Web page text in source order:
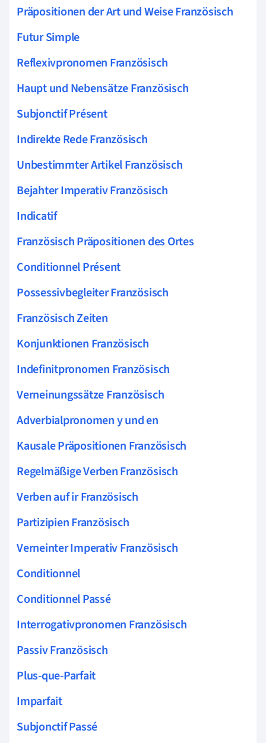
Präpositionen der Art und Weise Französisch
Futur Simple
Reflexivpronomen Französisch
Haupt und Nebensätze Französisch
Subjonctif Présent
Indirekte Rede Französisch
Unbestimmter Artikel Französisch
Bejahter Imperativ Französisch
Indicatif
Französisch Präpositionen des Ortes
Conditionnel Présent
Possessivbegleiter Französisch
Französisch Zeiten
Konjunktionen Französisch
Indefinitpronomen Französisch
Verneinungssätze Französisch
Adverbialpronomen y und en
Kausale Präpositionen Französisch
Regelmäßige Verben Französisch
Verben auf ir Französisch
Partizipien Französisch
Verneinter Imperativ Französisch
Conditionnel
Conditionnel Passé
Interrogativpronomen Französisch
Passiv Französisch
Plus-que-Parfait
Imparfait
Subjonctif Passé